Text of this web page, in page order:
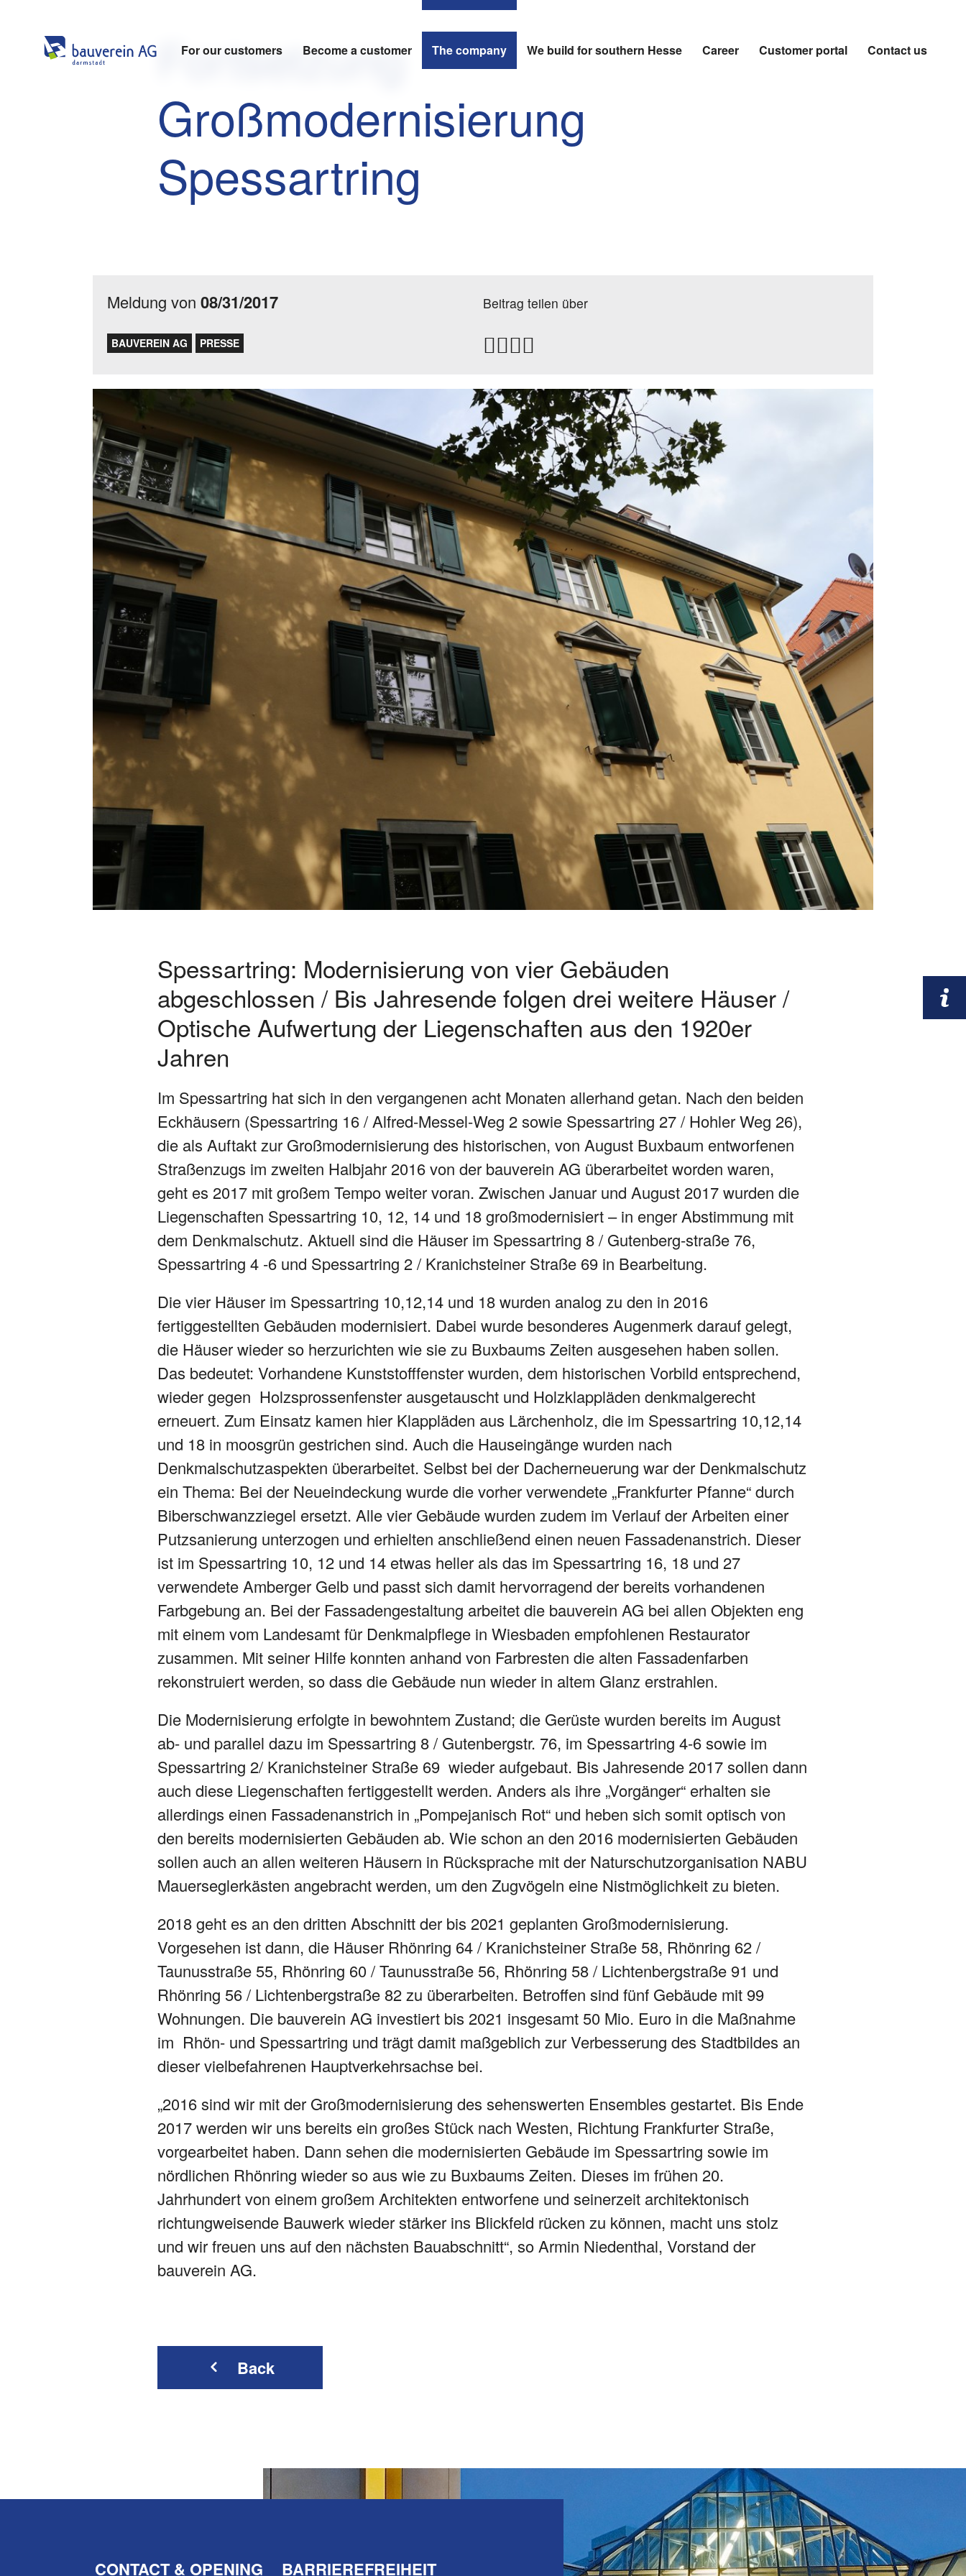
For our customers Become a customer The company We build for southern Hesse Career Customer portal Contact us
Meldung von 08/31/2017
BAUVEREIN AG PRESSE
Beitrag teilen über
Fortsetzung
Großmodernisierung
Spessartring
Spessartring: Modernisierung von vier Gebäuden
abgeschlossen / Bis Jahresende folgen drei weitere Häuser /
Optische Aufwertung der Liegenschaften aus den 1920er
Jahren
Im Spessartring hat sich in den vergangenen acht Monaten allerhand getan. Nach den beiden
Eckhäusern (Spessartring 16 / Alfred-Messel-Weg 2 sowie Spessartring 27 / Hohler Weg 26),
die als Auftakt zur Großmodernisierung des historischen, von August Buxbaum entworfenen
Straßenzugs im zweiten Halbjahr 2016 von der bauverein AG überarbeitet worden waren,
geht es 2017 mit großem Tempo weiter voran. Zwischen Januar und August 2017 wurden die
Liegenschaften Spessartring 10, 12, 14 und 18 großmodernisiert – in enger Abstimmung mit
dem Denkmalschutz. Aktuell sind die Häuser im Spessartring 8 / Gutenberg-straße 76,
Spessartring 4 -6 und Spessartring 2 / Kranichsteiner Straße 69 in Bearbeitung.
Die vier Häuser im Spessartring 10,12,14 und 18 wurden analog zu den in 2016
fertiggestellten Gebäuden modernisiert. Dabei wurde besonderes Augenmerk darauf gelegt,
die Häuser wieder so herzurichten wie sie zu Buxbaums Zeiten ausgesehen haben sollen.
Das bedeutet: Vorhandene Kunststofffenster wurden, dem historischen Vorbild entsprechend,
wieder gegen Holzsprossenfenster ausgetauscht und Holzklappläden denkmalgerecht
erneuert. Zum Einsatz kamen hier Klappläden aus Lärchenholz, die im Spessartring 10,12,14
und 18 in moosgrün gestrichen sind. Auch die Hauseingänge wurden nach
Denkmalschutzaspekten überarbeitet. Selbst bei der Dacherneuerung war der Denkmalschutz
ein Thema: Bei der Neueindeckung wurde die vorher verwendete „Frankfurter Pfanne“ durch
Biberschwanzziegel ersetzt. Alle vier Gebäude wurden zudem im Verlauf der Arbeiten einer
Putzsanierung unterzogen und erhielten anschließend einen neuen Fassadenanstrich. Dieser
ist im Spessartring 10, 12 und 14 etwas heller als das im Spessartring 16, 18 und 27
verwendete Amberger Gelb und passt sich damit hervorragend der bereits vorhandenen
Farbgebung an. Bei der Fassadengestaltung arbeitet die bauverein AG bei allen Objekten eng
mit einem vom Landesamt für Denkmalpflege in Wiesbaden empfohlenen Restaurator
zusammen. Mit seiner Hilfe konnten anhand von Farbresten die alten Fassadenfarben
rekonstruiert werden, so dass die Gebäude nun wieder in altem Glanz erstrahlen.
Die Modernisierung erfolgte in bewohntem Zustand; die Gerüste wurden bereits im August
ab- und parallel dazu im Spessartring 8 / Gutenbergstr. 76, im Spessartring 4-6 sowie im
Spessartring 2/ Kranichsteiner Straße 69 wieder aufgebaut. Bis Jahresende 2017 sollen dann
auch diese Liegenschaften fertiggestellt werden. Anders als ihre „Vorgänger“ erhalten sie
allerdings einen Fassadenanstrich in „Pompejanisch Rot“ und heben sich somit optisch von
den bereits modernisierten Gebäuden ab. Wie schon an den 2016 modernisierten Gebäuden
sollen auch an allen weiteren Häusern in Rücksprache mit der Naturschutzorganisation NABU
Mauerseglerkästen angebracht werden, um den Zugvögeln eine Nistmöglichkeit zu bieten.
2018 geht es an den dritten Abschnitt der bis 2021 geplanten Großmodernisierung.
Vorgesehen ist dann, die Häuser Rhönring 64 / Kranichsteiner Straße 58, Rhönring 62 /
Taunusstraße 55, Rhönring 60 / Taunusstraße 56, Rhönring 58 / Lichtenbergstraße 91 und
Rhönring 56 / Lichtenbergstraße 82 zu überarbeiten. Betroffen sind fünf Gebäude mit 99
Wohnungen. Die bauverein AG investiert bis 2021 insgesamt 50 Mio. Euro in die Maßnahme
im Rhön- und Spessartring und trägt damit maßgeblich zur Verbesserung des Stadtbildes an
dieser vielbefahrenen Hauptverkehrsachse bei.
„2016 sind wir mit der Großmodernisierung des sehenswerten Ensembles gestartet. Bis Ende
2017 werden wir uns bereits ein großes Stück nach Westen, Richtung Frankfurter Straße,
vorgearbeitet haben. Dann sehen die modernisierten Gebäude im Spessartring sowie im
nördlichen Rhönring wieder so aus wie zu Buxbaums Zeiten. Dieses im frühen 20.
Jahrhundert von einem großem Architekten entworfene und seinerzeit architektonisch
richtungweisende Bauwerk wieder stärker ins Blickfeld rücken zu können, macht uns stolz
und wir freuen uns auf den nächsten Bauabschnitt“, so Armin Niedenthal, Vorstand der
bauverein AG.
Back
CONTACT & OPENING BARRIEREFREIHEIT